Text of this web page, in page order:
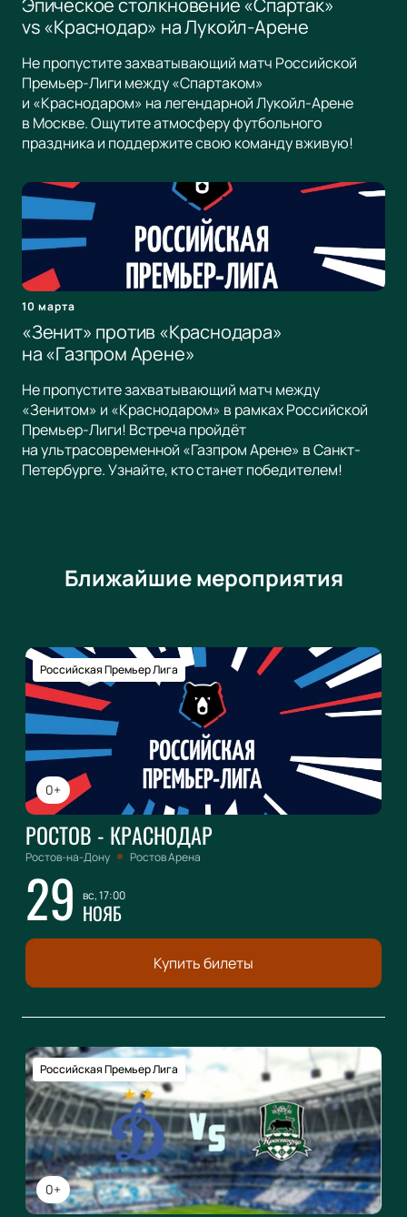
Эпическое столкновение «Спартак»
vs «Краснодар» на Лукойл-Арене
Не пропустите захватывающий матч Российской
Премьер-Лиги между «Спартаком»
и «Краснодаром» на легендарной Лукойл-Арене
в Москве. Ощутите атмосферу футбольного
праздника и поддержите свою команду вживую!
10 марта
«Зенит» против «Краснодара»
на «Газпром Арене»
Не пропустите захватывающий матч между
«Зенитом» и «Краснодаром» в рамках Российской
Премьер-Лиги! Встреча пройдёт
на ультрасовременной «Газпром Арене» в Санкт-
Петербурге. Узнайте, кто станет победителем!
Ближайшие мероприятия
0+
Российская Премьер Лига
РОСТОВ - КРАСНОДАР
Ростов-на-Дону Ростов Арена
29 вс, 17:00
НОЯБ
Купить билеты
0+
Российская Премьер Лига